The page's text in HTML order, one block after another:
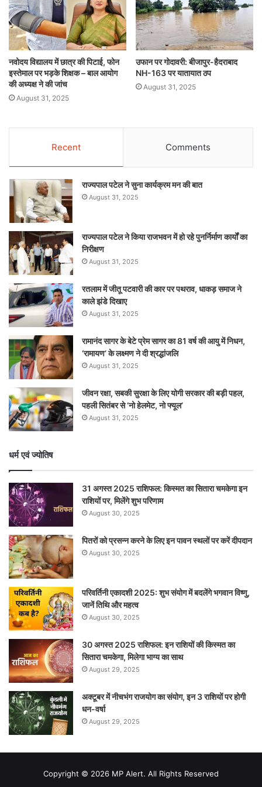
नवोदय विद्यालय में छात्र की पिटाई, फोन
इस्तेमाल पर भड़के शिक्षक – बाल आयोग
की अध्यक्ष ने की जांच
August 31, 2025
उफान पर गोदावरी: बीजापुर-हैदराबाद
NH-163 पर यातायात ठप
August 31, 2025
Recent Comments
राज्यपाल पटेल ने सुना कार्यक्रम मन की बात
August 31, 2025
राज्यपाल पटेल ने किया राजभवन में हो रहे पुनर्निर्माण कार्यों का
निरीक्षण
August 31, 2025
रतलाम में जीतू पटवारी की कार पर पथराव, धाकड़ समाज ने
काले झंडे दिखाए
August 31, 2025
रामानंद सागर के बेटे प्रेम सागर का 81 वर्ष की आयु में निधन,
‘रामायण’ के लक्ष्मण ने दी श्रद्धांजलि
August 31, 2025
जीवन रक्षा, सबकी सुरक्षा के लिए योगी सरकार की बड़ी पहल,
पहली सितंबर से ‘नो हेलमेट, नो फ्यूल’
August 31, 2025
धर्म एवं ज्योतिष
31 अगस्त 2025 राशिफल: किस्मत का सितारा चमकेगा इन
राशियों पर, मिलेंगे शुभ परिणाम
August 30, 2025
पितरों को प्रसन्न करने के लिए इन पावन स्थलों पर करें दीपदान
August 30, 2025
परिवर्तिनी एकादशी 2025: शुभ संयोग में बदलेंगे भगवान विष्णु,
जानें तिथि और महत्व
August 30, 2025
30 अगस्त 2025 राशिफल: इन राशियों की किस्मत का
सितारा चमकेगा, मिलेगा भाग्य का साथ
August 29, 2025
अक्टूबर में नीचभंग राजयोग का संयोग, इन 3 राशियों पर होगी
धन-वर्षा
August 29, 2025
Copyright © 2026 MP Alert. All Rights Reserved